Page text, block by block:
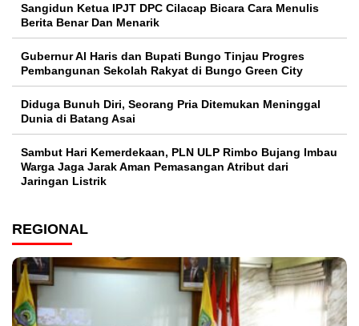
Sangidun Ketua IPJT DPC Cilacap Bicara Cara Menulis
Berita Benar Dan Menarik
​Gubernur Al Haris dan Bupati Bungo Tinjau Progres
Pembangunan Sekolah Rakyat di Bungo Green City
Diduga Bunuh Diri, Seorang Pria Ditemukan Meninggal
Dunia di Batang Asai
Sambut Hari Kemerdekaan, PLN ULP Rimbo Bujang Imbau
Warga Jaga Jarak Aman Pemasangan Atribut dari
Jaringan Listrik​
REGIONAL